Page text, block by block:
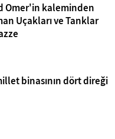
Omer'in kaleminden
Uçakları ve Tanklar
binasının dört direği